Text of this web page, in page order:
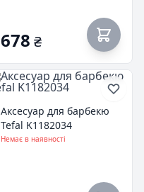
678 ₴
Аксесуар для барбекю
Tefal K1182034
Немає в наявності